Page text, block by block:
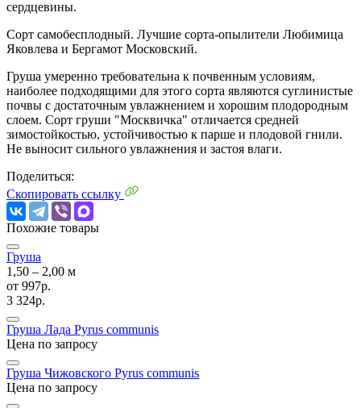
сердцевины.
Сорт самобесплодный. Лучшие сорта-опылители Любимица
Яковлева и Бергамот Московский.
Груша умеренно требовательна к почвенным условиям,
наиболее подходящими для этого сорта являются суглинистые
почвы с достаточным увлажнением и хорошим плодородным
слоем. Сорт груши "Москвичка" отличается средней
зимостойкостью, устойчивостью к парше и плодовой гнили.
Не выносит сильного увлажнения и застоя влаги.
Поделиться:
Скопировать ссылку
Похожие товары
Груша
1,50 ‒ 2,00 м
от 997р.
3 324р.
Груша Лада Pyrus communis
Цена по запросу
Груша Чижовского Pyrus communis
Цена по запросу